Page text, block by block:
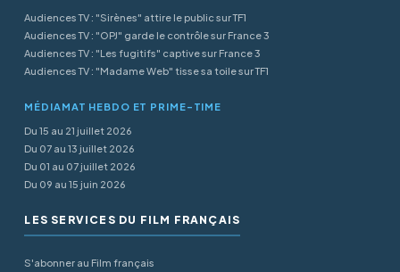
Audiences TV : "Sirènes" attire le public sur TF1
Audiences TV : "OPJ" garde le contrôle sur France 3
Audiences TV : "Les fugitifs" captive sur France 3
Audiences TV : "Madame Web" tisse sa toile sur TF1
MÉDIAMAT HEBDO ET PRIME-TIME
Du 15 au 21 juillet 2026
Du 07 au 13 juillet 2026
Du 01 au 07 juillet 2026
Du 09 au 15 juin 2026
LES SERVICES DU FILM FRANÇAIS
S'abonner au Film français